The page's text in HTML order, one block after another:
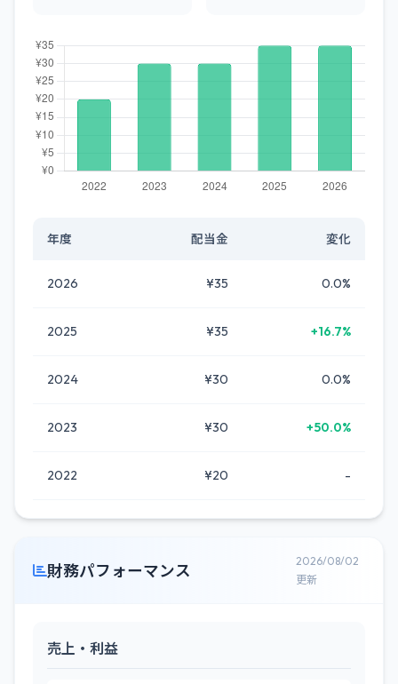
年度 配当金 変化
2026 ¥35 0.0%
2025 ¥35 +16.7%
2024 ¥30 0.0%
2023 ¥30 +50.0%
2022 ¥20 -
財務パフォーマンス
2026/08/02
更新
売上・利益